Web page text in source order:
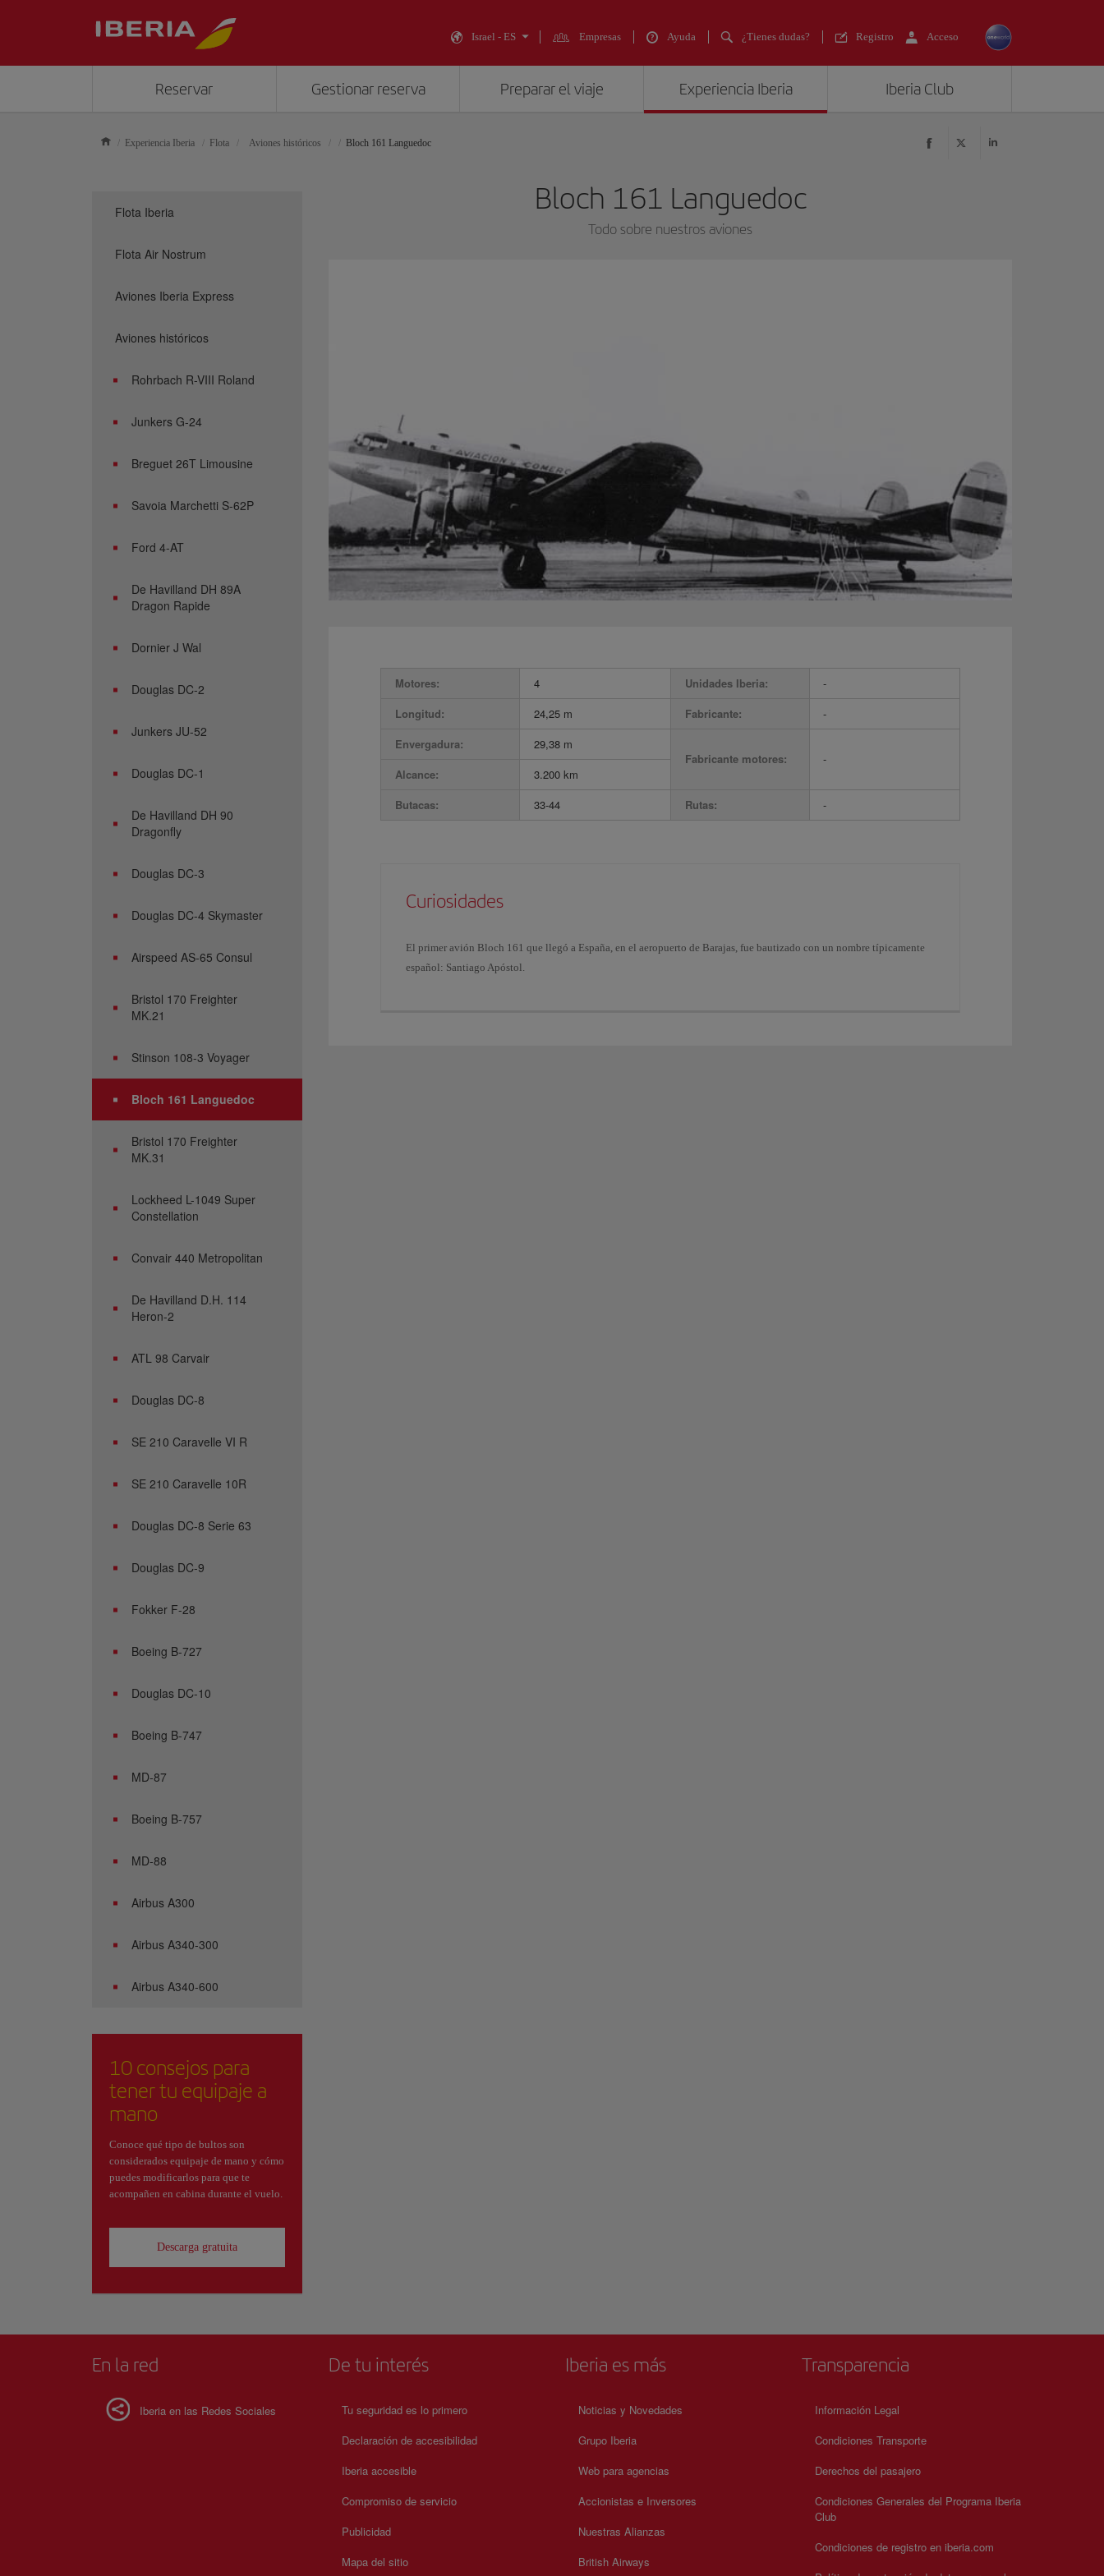
Israel - ES Empresas Ayuda ¿Tienes dudas? Registro Acceso
Reservar Gestionar reserva Preparar el viaje Experiencia Iberia Iberia Club
Experiencia Iberia Flota Aviones históricos Bloch 161 Languedoc
Bloch 161 Languedoc
Todo sobre nuestros aviones
Motores: 4 Unidades Iberia:
-
Longitud:
24,25 m Fabricante:
-
Envergadura:
29,38 m
Fabricante motores:
-
Alcance:
3.200 km
Butacas:
33-44 Rutas: -
Curiosidades
El primer avión Bloch 161 que llegó a España, en el aeropuerto de Barajas, fue bautizado con un nombre típicamente
español: Santiago Apóstol.
Flota Iberia
Flota Air Nostrum
Aviones Iberia Express
Aviones históricos
Rohrbach R-VIII Roland
Junkers G-24
Breguet 26T Limousine
Savoia Marchetti S-62P
Ford 4-AT
De Havilland DH 89A
Dragon Rapide
Dornier J Wal
Douglas DC-2
Junkers JU-52
Douglas DC-1
De Havilland DH 90
Dragonfly
Douglas DC-3
Douglas DC-4 Skymaster
Airspeed AS-65 Consul
Bristol 170 Freighter
MK.21
Stinson 108-3 Voyager
Bloch 161 Languedoc
Bristol 170 Freighter
MK.31
Lockheed L-1049 Super
Constellation
Convair 440 Metropolitan
De Havilland D.H. 114
Heron-2
ATL 98 Carvair
Douglas DC-8
SE 210 Caravelle VI R
SE 210 Caravelle 10R
Douglas DC-8 Serie 63
Douglas DC-9
Fokker F-28
Boeing B-727
Douglas DC-10
Boeing B-747
MD-87
Boeing B-757
MD-88
Airbus A300
Airbus A340-300
Airbus A340-600
10 consejos para
tener tu equipaje a
mano
Conoce qué tipo de bultos son
considerados equipaje de mano y cómo
puedes modificarlos para que te
acompañen en cabina durante el vuelo.
Descarga gratuita
En la red
Iberia en las Redes Sociales
De tu interés
Tu seguridad es lo primero
Declaración de accesibilidad
Iberia accesible
Compromiso de servicio
Publicidad
Mapa del sitio
Iberia es más
Noticias y Novedades
Grupo Iberia
Web para agencias
Accionistas e Inversores
Nuestras Alianzas
British Airways
Transparencia
Información Legal
Condiciones Transporte
Derechos del pasajero
Condiciones Generales del Programa Iberia
Club
Condiciones de registro en iberia.com